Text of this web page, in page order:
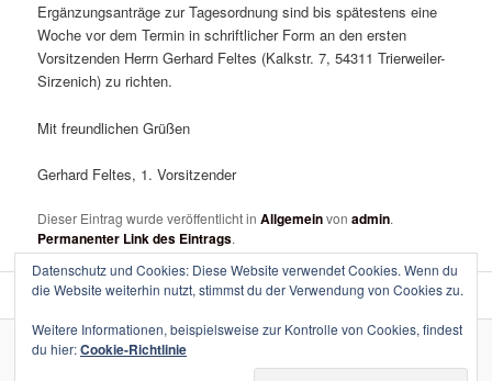
Ergänzungsanträge zur Tagesordnung sind bis spätestens eine
Woche vor dem Termin in schriftlicher Form an den ersten
Vorsitzenden Herrn Gerhard Feltes (Kalkstr. 7, 54311 Trierweiler-
Sirzenich) zu richten.
Mit freundlichen Grüßen
Gerhard Feltes, 1. Vorsitzender
Dieser Eintrag wurde veröffentlicht inAllgemeinvonadmin.
Permanenter Link des Eintrags.
Stolz präsentiert von WordPress
Datenschutz und Cookies: Diese Website verwendet Cookies. Wenn du
die Website weiterhin nutzt, stimmst du der Verwendung von Cookies zu.
Weitere Informationen, beispielsweise zur Kontrolle von Cookies, findest
du hier:Cookie-Richtlinie